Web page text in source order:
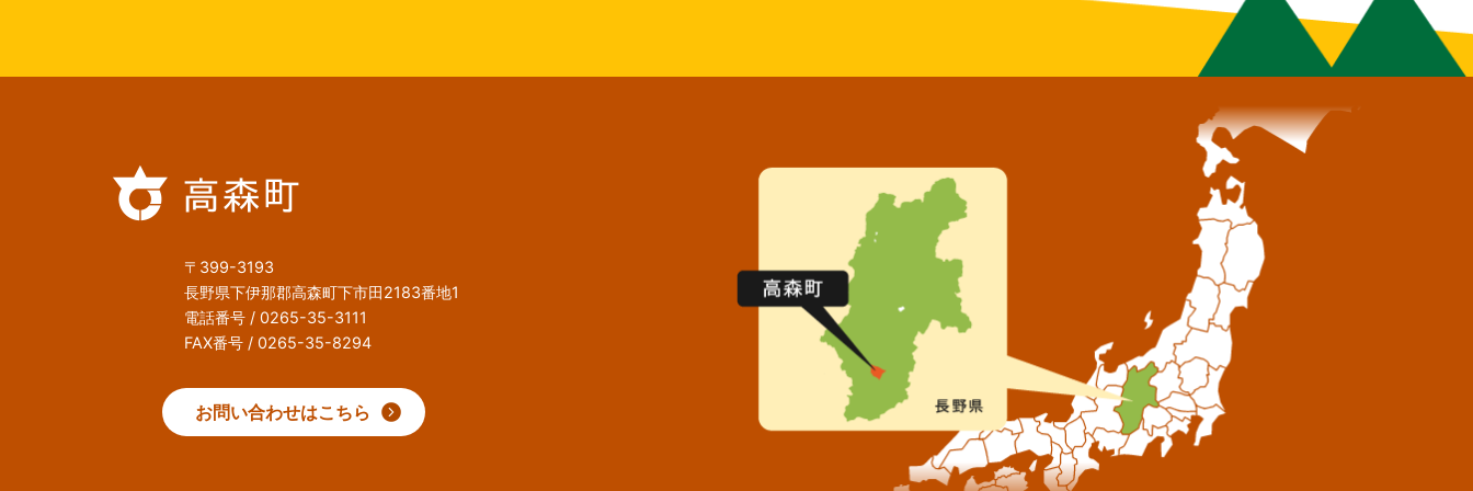
〒399-3193
長野県下伊那郡高森町下市田2183番地1
電話番号 / 0265-35-3111
FAX番号 / 0265-35-8294
お問い合わせはこちら